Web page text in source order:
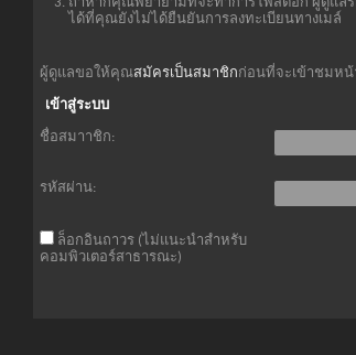
ได้ที่คุณยังไม่ได้ยืนยันการลงทะเบียนทางเมล์
ผู้ดูแลขอให้คุณสมัครเป็นสมาชิกก่อนที่จะเข้าชมหน้
เข้าสู่ระบบ
ชื่อสมาาชิก:
รหัสผ่าน:
ล็อกอินถาวร (ไม่แนะนำสำหรับ
คอมพิวเตอร์สาธารณะ)